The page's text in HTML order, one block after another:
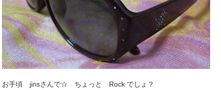
お手頃 jinsさんで☆ ちょっと Rock でしょ？